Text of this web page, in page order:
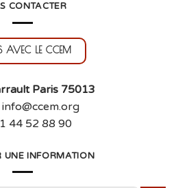
CONTACTER
AVEC LE CCEM
Paris 75013
44 52 88 90
UNE INFORMATION